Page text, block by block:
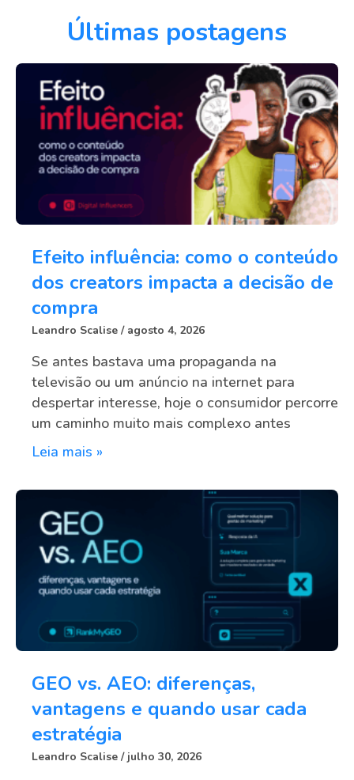
Últimas postagens
Efeito influência: como o conteúdo
dos creators impacta a decisão de
compra
Leandro Scalise agosto 4, 2026
Se antes bastava uma propaganda na
televisão ou um anúncio na internet para
despertar interesse, hoje o consumidor percorre
um caminho muito mais complexo antes
Leia mais »
GEO vs. AEO: diferenças,
vantagens e quando usar cada
estratégia
Leandro Scalise julho 30, 2026